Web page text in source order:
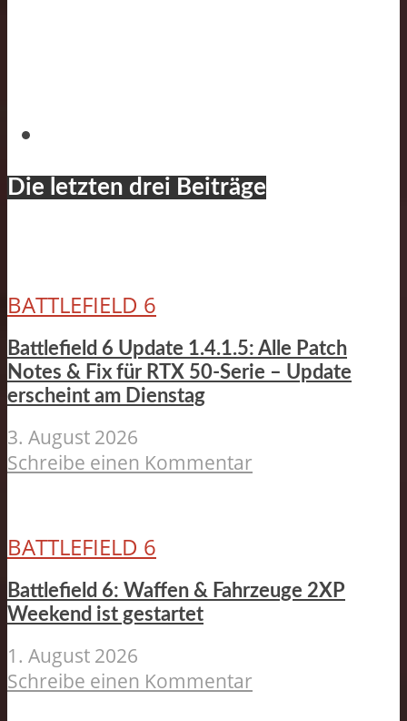
Die letzten drei Beiträge
BATTLEFIELD 6
Battlefield 6 Update 1.4.1.5: Alle Patch
Notes & Fix für RTX 50-Serie – Update
erscheint am Dienstag
3. August 2026
Schreibe einen Kommentar
BATTLEFIELD 6
Battlefield 6: Waffen & Fahrzeuge 2XP
Weekend ist gestartet
1. August 2026
Schreibe einen Kommentar